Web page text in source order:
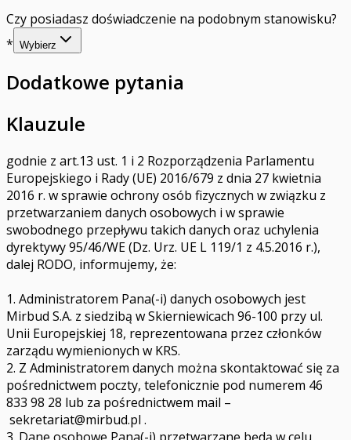
Czy posiadasz doświadczenie na podobnym stanowisku?
* Wybierz
Dodatkowe pytania
Klauzule
godnie z art.13 ust. 1 i 2 Rozporządzenia Parlamentu
Europejskiego i Rady (UE) 2016/679 z dnia 27 kwietnia
2016 r. w sprawie ochrony osób fizycznych w związku z
przetwarzaniem danych osobowych i w sprawie
swobodnego przepływu takich danych oraz uchylenia
dyrektywy 95/46/WE (Dz. Urz. UE L 119/1 z 4.5.2016 r.),
dalej RODO, informujemy, że:
1. Administratorem Pana(-i) danych osobowych jest
Mirbud S.A. z siedzibą w Skierniewicach 96-100 przy ul.
Unii Europejskiej 18, reprezentowana przez członków
zarządu wymienionych w KRS.
2. Z Administratorem danych można skontaktować się za
pośrednictwem poczty, telefonicznie pod numerem 46
833 98 28 lub za pośrednictwem mail –
sekretariat@mirbud.pl .